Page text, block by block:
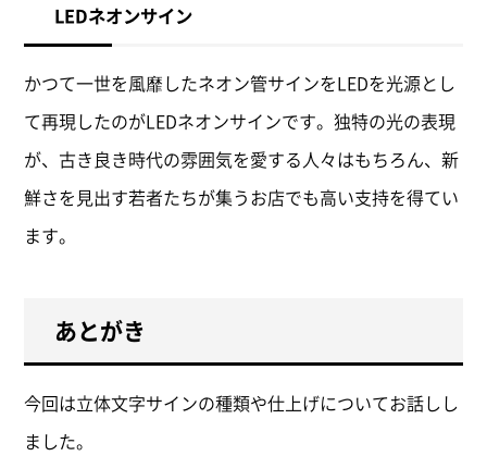
LEDネオンサイン
かつて一世を風靡したネオン管サインをLEDを光源とし
て再現したのがLEDネオンサインです。独特の光の表現
が、古き良き時代の雰囲気を愛する人々はもちろん、新
鮮さを見出す若者たちが集うお店でも高い支持を得てい
ます。
あとがき
今回は立体文字サインの種類や仕上げについてお話しし
ました。